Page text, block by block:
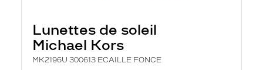
Lunettes de soleil
Michael Kors
MK2196U 300613 ECAILLE FONCE